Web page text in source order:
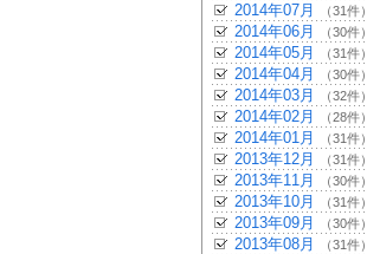
2014年07月 （31件）
2014年06月 （30件）
2014年05月 （31件）
2014年04月 （30件）
2014年03月 （32件）
2014年02月 （28件）
2014年01月 （31件）
2013年12月 （31件）
2013年11月 （30件）
2013年10月 （31件）
2013年09月 （30件）
2013年08月 （31件）